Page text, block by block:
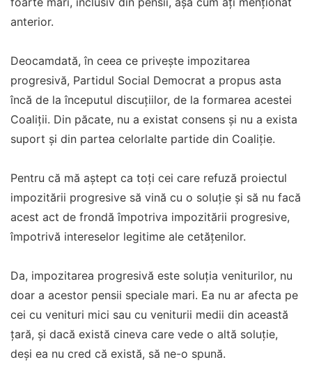
anterior.
Deocamdată, în ceea ce privește impozitarea
progresivă, Partidul Social Democrat a propus asta
încă de la începutul discuțiilor, de la formarea acestei
Coaliții. Din păcate, nu a existat consens și nu a exista
suport și din partea celorlalte partide din Coaliție.
Pentru că mă aștept ca toți cei care refuză proiectul
impozitării progresive să vină cu o soluție și să nu facă
acest act de frondă împotriva impozitării progresive,
împotrivă intereselor legitime ale cetățenilor.
Da, impozitarea progresivă este soluția veniturilor, nu
doar a acestor pensii speciale mari. Ea nu ar afecta pe
cei cu venituri mici sau cu veniturii medii din această
țară, și dacă există cineva care vede o altă soluție,
deși ea nu cred că există, să ne-o spună.